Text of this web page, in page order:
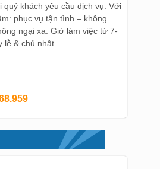
quý khách yêu cầu dịch vụ. Với
phục vụ tận tình – không
ngại xa. Giờ làm việc từ 7-
lễ & chủ nhật